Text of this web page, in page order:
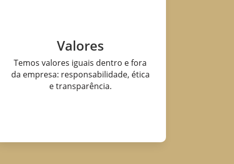
Valores
Temos valores iguais dentro e fora
da empresa: responsabilidade, ética
e transparência.